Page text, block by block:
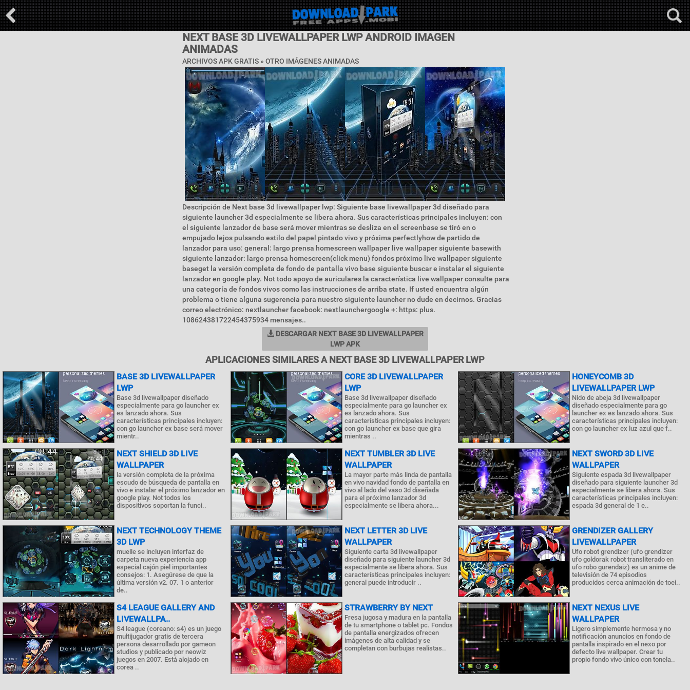
NEXT BASE 3D LIVEWALLPAPER LWP ANDROID IMAGEN
ANIMADAS
ARCHIVOS APK GRATIS » OTRO IMÁGENES ANIMADAS
Descripción de Next base 3d livewallpaper lwp: Siguiente base livewallpaper 3d diseñado para
siguiente launcher 3d especialmente se libera ahora. Sus características principales incluyen: con
el siguiente lanzador de base será mover mientras se desliza en el screenbase se tiró en o
empujado lejos pulsando estilo del papel pintado vivo y próxima perfectlyhow de partido de
lanzador para uso: general: largo prensa homescreen wallpaper live wallpaper siguiente basewith
siguiente lanzador: largo prensa homescreen(click menu) fondos próximo live wallpaper siguiente
baseget la versión completa de fondo de pantalla vivo base siguiente buscar e instalar el siguiente
lanzador en google play. Not todo apoyo de auriculares la característica live wallpaper consulte para
una categoría de fondos vivos como las instrucciones de arriba state. If usted encuentra algún
problema o tiene alguna sugerencia para nuestro siguiente launcher no dude en decirnos. Gracias
correo electrónico: nextlauncher facebook: nextlaunchergoogle +: https: plus.
108624381722454375934 mensajes..
DESCARGAR NEXT BASE 3D LIVEWALLPAPER
LWP APK
APLICACIONES SIMILARES A NEXT BASE 3D LIVEWALLPAPER LWP
BASE 3D LIVEWALLPAPER
LWP
Base 3d livewallpaper diseñado
especialmente para go launcher ex
es lanzado ahora. Sus
características principales incluyen:
con go launcher ex base será mover
mientr..
CORE 3D LIVEWALLPAPER
LWP
Base 3d livewallpaper diseñado
especialmente para go launcher ex
es lanzado ahora. Sus
características principales incluyen:
con go launcher ex base que gira
mientras ..
HONEYCOMB 3D
LIVEWALLPAPER LWP
Nido de abeja 3d livewallpaper
diseñado especialmente para go
launcher ex es lanzado ahora. Sus
características principales incluyen:
con go launcher ex luz azul que f..
NEXT SHIELD 3D LIVE
WALLPAPER
la versión completa de la próxima
escudo de búsqueda de pantalla en
vivo e instalar el próximo lanzador en
google play. Not todos los
dispositivos soportan la funci..
NEXT TUMBLER 3D LIVE
WALLPAPER
La mayor parte más linda de pantalla
en vivo navidad fondo de pantalla en
vivo al lado del vaso 3d diseñada
para el próximo lanzador 3d
especialmente se libera ahora...
NEXT SWORD 3D LIVE
WALLPAPER
Siguiente espada 3d livewallpaper
diseñado para siguiente launcher 3d
especialmente se libera ahora. Sus
características principales incluyen:
espada 3d general de 1 e..
NEXT TECHNOLOGY THEME
3D LWP
muelle se incluyen interfaz de
carpeta nueva experiencia app
especial cajón piel importantes
consejos: 1. Asegúrese de que la
última versión v2. 07. 1 o anterior
de..
NEXT LETTER 3D LIVE
WALLPAPER
Siguiente carta 3d livewallpaper
diseñado para siguiente launcher 3d
especialmente se libera ahora. Sus
características principales incluyen:
general puede introducir ..
GRENDIZER GALLERY
LIVEWALLPAPER
Ufo robot grendizer (ufo grendizer
ufo goldorak robot transliterado en
ufo robo gurendaiz) es un anime de
televisión de 74 episodios
producidos cerca animación de toei..
S4 LEAGUE GALLERY AND
LIVEWALLPA..
S4 league (coreano: s4) es un juego
multijugador gratis de tercera
persona desarrollado por gameon
studios y publicado por neowiz
juegos en 2007. Está alojado en
corea ..
STRAWBERRY BY NEXT
Fresa jugosa y madura en la pantalla
de tu smartphone o tablet pc. Fondos
de pantalla energizados ofrecen
imágenes de alta calidad y se
completan con burbujas realistas..
NEXT NEXUS LIVE
WALLPAPER
Ligero simplemente hermosa y no
notificación anuncios en fondo de
pantalla inspirado en el nexo por
defecto live wallpaper. Crear tu
propio fondo vivo único con tonela..